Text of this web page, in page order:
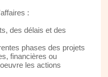
:
des délais et des
phases des projets
financières ou
les actions